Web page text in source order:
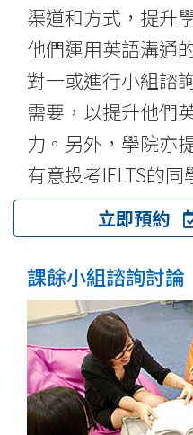
國
際
學
院
港
浸
會
大
學
渠道和方式，提升
他們運用英語溝通
對一或進行小組諮
需要，以提升他們
力。另外，學院亦
有意投考IELTS的同
立即預約
課餘小組諮詢討論